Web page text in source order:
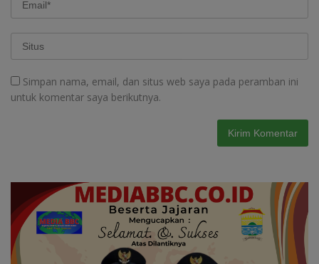
Simpan nama, email, dan situs web saya pada peramban ini
untuk komentar saya berikutnya.